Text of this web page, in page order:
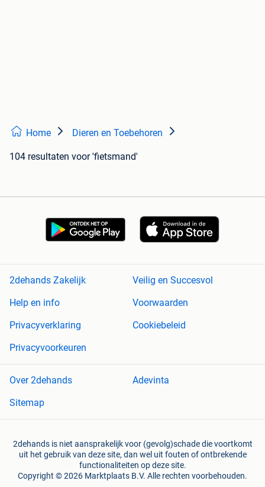
Home Dieren en Toebehoren
104 resultaten voor 'fietsmand'
2dehands Zakelijk
Veilig en Succesvol
Help en info
Voorwaarden
Privacyverklaring
Cookiebeleid
Privacyvoorkeuren
Over 2dehands
Adevinta
Sitemap
2dehands is niet aansprakelijk voor (gevolg)schade die voortkomt
uit het gebruik van deze site, dan wel uit fouten of ontbrekende
functionaliteiten op deze site.
Copyright © 2026 Marktplaats B.V. Alle rechten voorbehouden.